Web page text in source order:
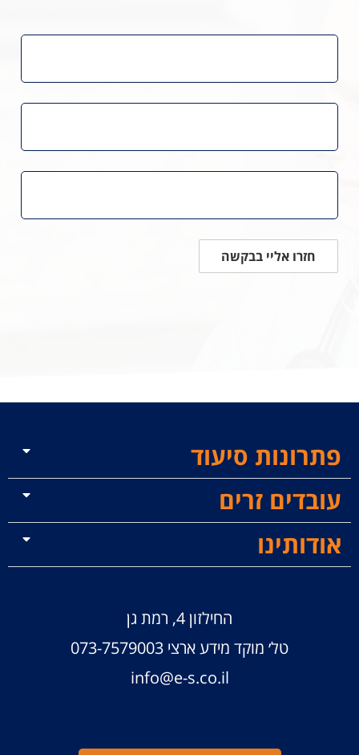
חזרו אליי בבקשה
פתרונות סיעוד
עובדים זרים
אודותינו
החילזון 4, רמת גן
טל׳ מוקד מידע ארצי 073-7579003
info@e-s.co.il